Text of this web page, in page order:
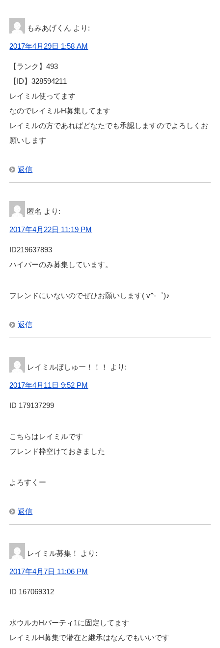
もみあげくん より:
2017年4月29日 1:58 AM
【ランク】493
【ID】328594211
レイミル使ってます
なのでレイミルH募集してます
レイミルの方であればどなたでも承認しますのでよろしくお
願いします
返信
匿名 より:
2017年4月22日 11:19 PM
ID219637893
ハイパーのみ募集しています。
フレンドにいないのでぜひお願いします( v^-゜)♪
返信
レイミルぼしゅー！！！ より:
2017年4月11日 9:52 PM
ID 179137299
こちらはレイミルです
フレンド枠空けておきました
よろすくー
返信
レイミル募集！ より:
2017年4月7日 11:06 PM
ID 167069312
水ウルカHパーティ1に固定してます
レイミルH募集で潜在と継承はなんでもいいです